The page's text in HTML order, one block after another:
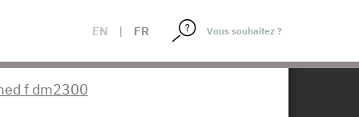
EN | FR
f dm2300